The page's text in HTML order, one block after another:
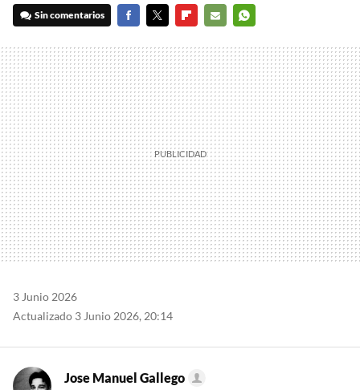
Sin comentarios
MAIL
3 Junio 2026
Actualizado 3 Junio 2026, 20:14
Jose Manuel Gallego